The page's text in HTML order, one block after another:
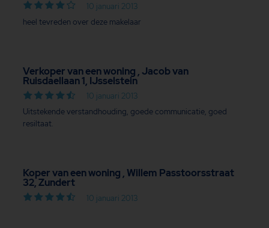
10 januari 2013
heel tevreden over deze makelaar
Verkoper van een woning , Jacob van
Ruisdaellaan 1, IJsselstein
10 januari 2013
Uitstekende verstandhouding, goede communicatie, goed
resiltaat.
Koper van een woning , Willem Passtoorsstraat
32, Zundert
10 januari 2013